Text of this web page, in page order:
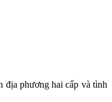
phương hai cấp và tình